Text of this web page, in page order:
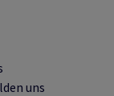
uns